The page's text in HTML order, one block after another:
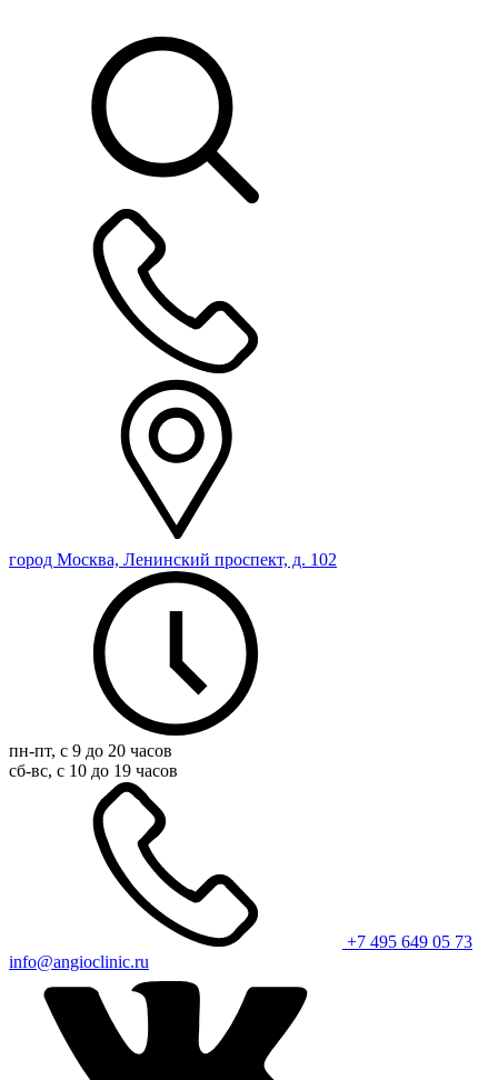
город Москва, Ленинский проспект, д. 102
пн-пт, с 9 до 20 часов
сб-вс, с 10 до 19 часов
+7 495 649 05 73
info@angioclinic.ru